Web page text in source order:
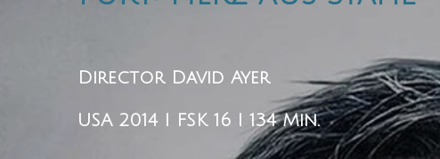
DirectorDavid Ayer
USA 2014 I FSK 16 I 134 Min.